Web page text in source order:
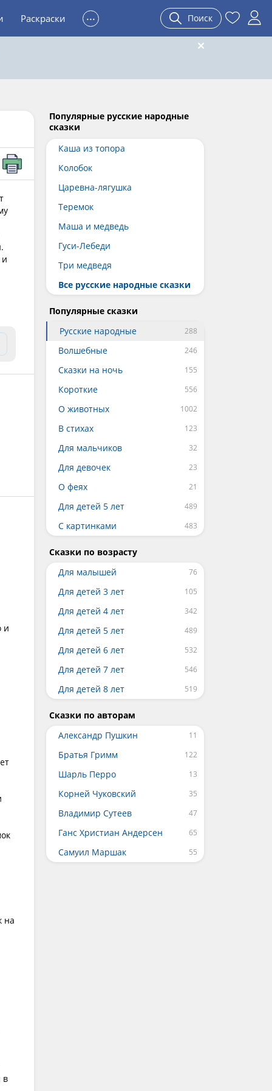
Раскраски ... Поиск
и
на
в
Популярные русские народные
сказки
Каша из топора
Колобок
Царевна-лягушка
Теремок
Маша и медведь
Гуси-Лебеди
Три медведя
Все русские народные сказки
Популярные сказки
Русские народные
Волшебные
Сказки на ночь
Короткие
О животных
В стихах
Для мальчиков
Для девочек
О феях
Для детей 5 лет
С картинками
Сказки по возрасту
Для малышей
Для детей 3 лет
Для детей 4 лет
Для детей 5 лет
Для детей 6 лет
Для детей 7 лет
Для детей 8 лет
Сказки по авторам
Александр Пушкин
Братья Гримм
Шарль Перро
Корней Чуковский
Владимир Сутеев
Ганс Христиан Андерсен
Самуил Маршак